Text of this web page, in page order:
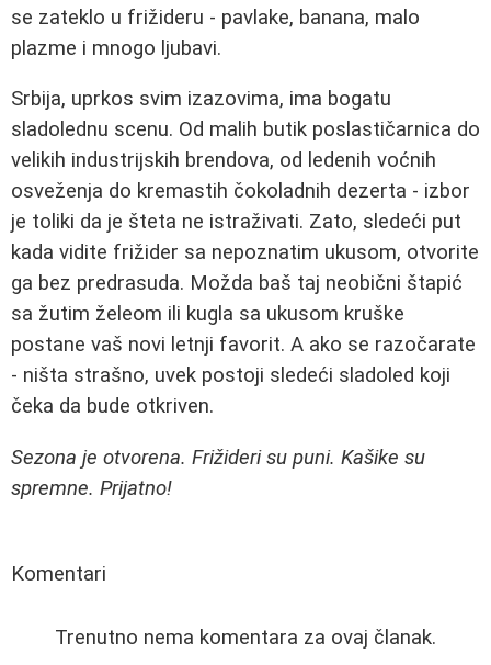
se zateklo u frižideru - pavlake, banana, malo
plazme i mnogo ljubavi.
Srbija, uprkos svim izazovima, ima bogatu
sladolednu scenu. Od malih butik poslastičarnica do
velikih industrijskih brendova, od ledenih voćnih
osveženja do kremastih čokoladnih dezerta - izbor
je toliki da je šteta ne istraživati. Zato, sledeći put
kada vidite frižider sa nepoznatim ukusom, otvorite
ga bez predrasuda. Možda baš taj neobični štapić
sa žutim želeom ili kugla sa ukusom kruške
postane vaš novi letnji favorit. A ako se razočarate
- ništa strašno, uvek postoji sledeći sladoled koji
čeka da bude otkriven.
Sezona je otvorena. Frižideri su puni. Kašike su
spremne. Prijatno!
Komentari
Trenutno nema komentara za ovaj članak.